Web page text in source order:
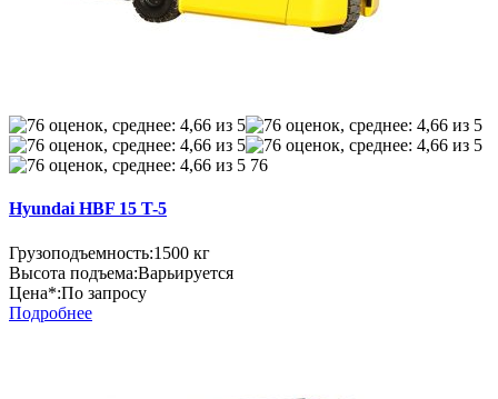
76
Hyundai HBF 15 T-5
Грузоподъемность:1500 кг
Высота подъема:Варьируется
Цена*:По запросу
Подробнее